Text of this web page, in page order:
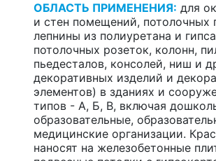
ОБЛАСТЬ ПРИМЕНЕНИЯ: для
и стен помещений, потолочных
лепнины из полиуретана и
потолочных розеток, колонн,
пьедесталов, консолей, ниш и
декоративных изделий и
элементов) в зданиях и
типов - А, Б, В, включая
образовательные,
медицинские организации.
наносят на железобетонные